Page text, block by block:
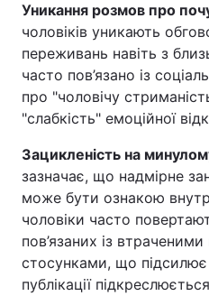
Уникання розмов про
чоловіків уникають
переживань навіть з
часто пов’язано із
про "чоловічу
"слабкість" емоційної
Зацикленість на
зазначає, що надмірне
може бути ознакою
чоловіки часто
пов’язаних із
стосунками, що підсилює
публікації